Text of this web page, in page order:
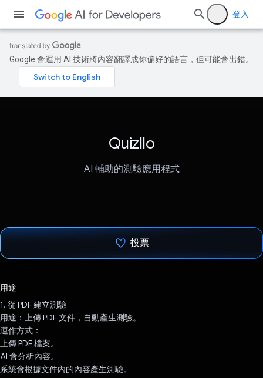
登入
Google 會運用 AI 技術將內容翻譯成你偏好的語言，但可能會出錯。
Quizllo
AI 輔助的測驗應用程式
投票
用途
1. 從 PDF 建立測驗
用途：上傳 PDF 文件，自動產生測驗。
運作方式：
上傳 PDF 檔案。
AI 會分析內容。
系統會根據文件內的內容產生測驗。